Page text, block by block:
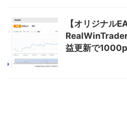
【オリジナル
益更新で